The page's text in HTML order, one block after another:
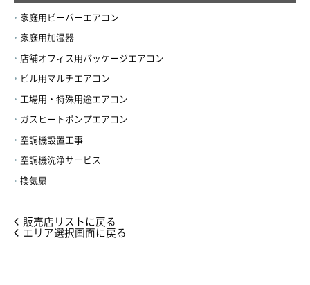
家庭用ビーバーエアコン
家庭用加湿器
店舗オフィス用パッケージエアコン
ビル用マルチエアコン
工場用・特殊用途エアコン
ガスヒートポンプエアコン
空調機設置工事
空調機洗浄サービス
換気扇
販売店リストに戻る
エリア選択画面に戻る